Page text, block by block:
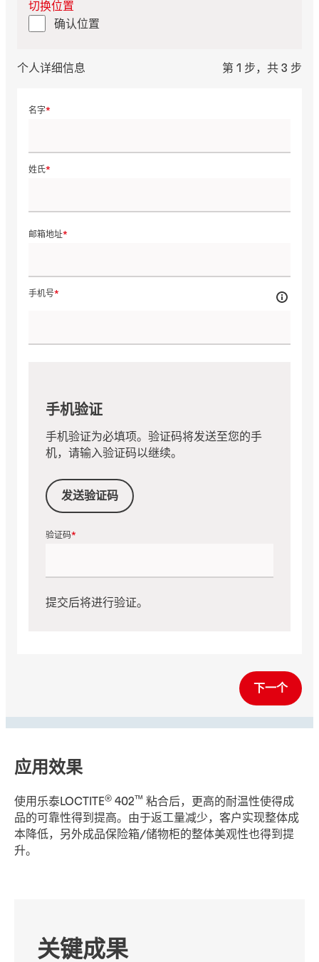
确认位置
切换位置
个人详细信息 第 1 步，共 3 步
名字
姓氏
邮箱地址
手机号
手机验证
手机验证为必填项。验证码将发送至您的手
机，请输入验证码以继续。
验证码
提交后将进行验证。
发送验证码
下一个
应用效果
使用乐泰LOCTITE® 402™ 粘合后，更高的耐温性使得成
品的可靠性得到提高。由于返工量减少，客户实现整体成
本降低，另外成品保险箱/储物柜的整体美观性也得到提
升。
关键成果